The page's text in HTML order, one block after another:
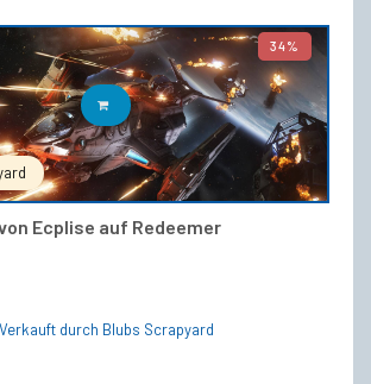
34%
Ecplise auf Redeemer
IN DEN WARENKORB
Verkauft durch Blubs Scrapyard